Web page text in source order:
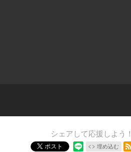
シェアして応援しよう！
ポスト 埋め込む